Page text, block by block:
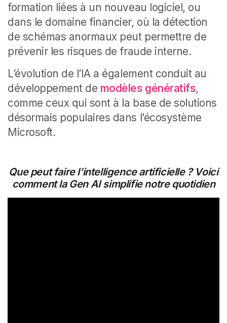
formation liées à un nouveau logiciel, ou
dans le domaine financier, où la détection
de schémas anormaux peut permettre de
prévenir les risques de fraude interne.
L’évolution de l’IA a également conduit au
développement de modèles génératifs,
comme ceux qui sont à la base de solutions
désormais populaires dans l’écosystème
Microsoft.
Que peut faire l’intelligence artificielle ? Voici
comment la Gen AI simplifie notre quotidien